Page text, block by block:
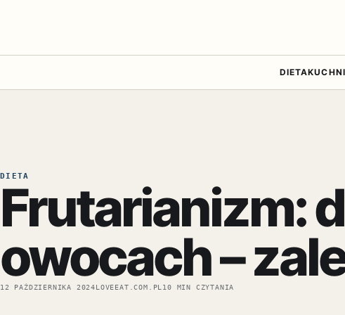
DIETA
DIETA
Frutarianizm:
owocach –
12 PAŹDZIERNIKA 2024LOVEEAT.COM.PL 10 MIN CZYTANIA